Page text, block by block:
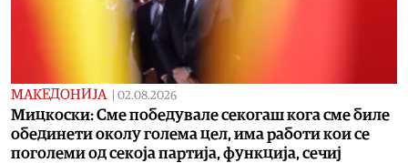
МАКЕДОНИЈА | 02.08.2026
Мицкоски: Сме победувале секогаш кога сме биле
обединети околу голема цел, има работи кои се
поголеми од секоја партија, функција, сечиј